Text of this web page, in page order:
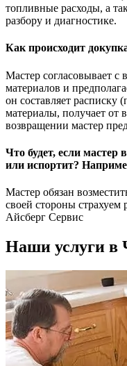
топливные расходы, а
разбору и диагностике.
Как происходит
Мастер согласовывает с
материалов и
он составляет расписку
материалы, получает от
возвращении мастер
Что будет, если мастер
или испортит?
Мастер обязан
своей стороны страхуем
Айсберг Сервис
Наши услуги в